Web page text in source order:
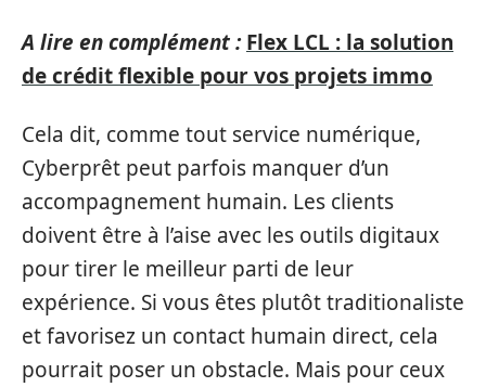
A lire en complément : Flex LCL : la solution
de crédit flexible pour vos projets immo
Cela dit, comme tout service numérique,
Cyberprêt peut parfois manquer d’un
accompagnement humain. Les clients
doivent être à l’aise avec les outils digitaux
pour tirer le meilleur parti de leur
expérience. Si vous êtes plutôt traditionaliste
et favorisez un contact humain direct, cela
pourrait poser un obstacle. Mais pour ceux